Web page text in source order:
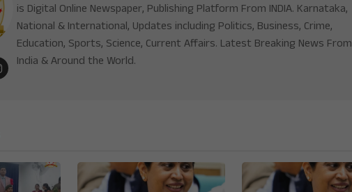
is Digital Online Newspaper, Publishing Platform From INDIA. Karnataka,
National & International, Updates including Politics, Business, Crime,
Education, Sports, Science, Current Affairs. Latest Breaking News From
India & Around the World.